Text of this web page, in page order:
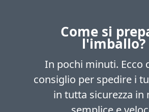
Come si
l'imballo?
In pochi minuti. Ecco
consiglio per spedire i
in tutta sicurezza in